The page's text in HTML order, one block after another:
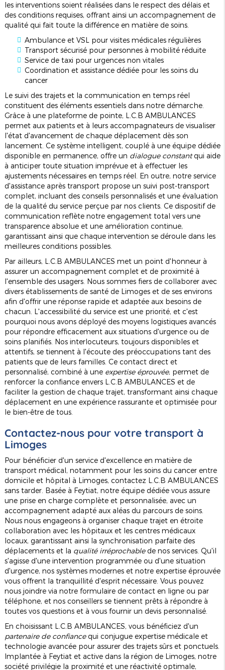
les interventions soient réalisées dans le respect des délais et
des conditions requises, offrant ainsi un accompagnement de
qualité qui fait toute la différence en matière de soins.
Ambulance et VSL pour visites médicales régulières
Transport sécurisé pour personnes à mobilité réduite
Service de taxi pour urgences non vitales
Coordination et assistance dédiée pour les soins du
cancer
Le suivi des trajets et la communication en temps réel
constituent des éléments essentiels dans notre démarche.
Grâce à une plateforme de pointe, L.C.B AMBULANCES
permet aux patients et à leurs accompagnateurs de visualiser
l'état d'avancement de chaque déplacement dès son
lancement. Ce système intelligent, couplé à une équipe dédiée
disponible en permanence, offre un dialogue constantqui aide
à anticiper toute situation imprévue et à effectuer les
ajustements nécessaires en temps réel. En outre, notre service
d'assistance après transport propose un suivi post-transport
complet, incluant des conseils personnalisés et une évaluation
de la qualité du service perçue par nos clients. Ce dispositif de
communication reflète notre engagement total vers une
transparence absolue et une amélioration continue,
garantissant ainsi que chaque intervention se déroule dans les
meilleures conditions possibles.
Par ailleurs, L.C.B AMBULANCES met un point d'honneur à
assurer un accompagnement complet et de proximité à
l'ensemble des usagers. Nous sommes fiers de collaborer avec
divers établissements de santé de Limoges et de ses environs
afin d'offrir une réponse rapide et adaptée aux besoins de
chacun. L'accessibilité du service est une priorité, et c'est
pourquoi nous avons déployé des moyens logistiques avancés
pour répondre efficacement aux situations d'urgence ou de
soins planifiés. Nos interlocuteurs, toujours disponibles et
attentifs, se tiennent à l'écoute des préoccupations tant des
patients que de leurs familles. Ce contact direct et
personnalisé, combiné à une expertise éprouvée, permet de
renforcer la confiance envers L.C.B AMBULANCES et de
faciliter la gestion de chaque trajet, transformant ainsi chaque
déplacement en une expérience rassurante et optimisée pour
le bien-être de tous.
Contactez-nous pour votre transport à
Limoges
Pour bénéficier d'un service d'excellence en matière de
transport médical, notamment pour les soins du cancer entre
domicile et hôpital à Limoges, contactez L.C.B AMBULANCES
sans tarder. Basée à Feytiat, notre équipe dédiée vous assure
une prise en charge complète et personnalisée, avec un
accompagnement adapté aux aléas du parcours de soins.
Nous nous engageons à organiser chaque trajet en étroite
collaboration avec les hôpitaux et les centres médicaux
locaux, garantissant ainsi la synchronisation parfaite des
déplacements et la qualité irréprochablede nos services. Qu'il
s'agisse d'une intervention programmée ou d'une situation
d'urgence, nos systèmes modernes et notre expertise éprouvée
vous offrent la tranquillité d'esprit nécessaire. Vous pouvez
nous joindre via notre formulaire de contact en ligne ou par
téléphone, et nos conseillers se tiennent prêts à répondre à
toutes vos questions et à vous fournir un devis personnalisé.
En choisissant L.C.B AMBULANCES, vous bénéficiez d'un
partenaire de confiancequi conjugue expertise médicale et
technologie avancée pour assurer des trajets sûrs et ponctuels.
Implantée à Feytiat et active dans la région de Limoges, notre
société privilégie la proximité et une réactivité optimale,